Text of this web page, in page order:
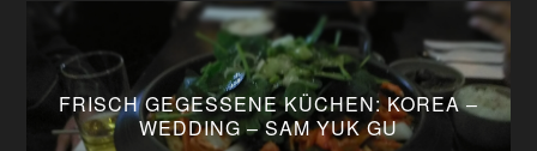
FRISCH GEGESSENE KÜCHEN: KOREA –
WEDDING – SAM YUK GU